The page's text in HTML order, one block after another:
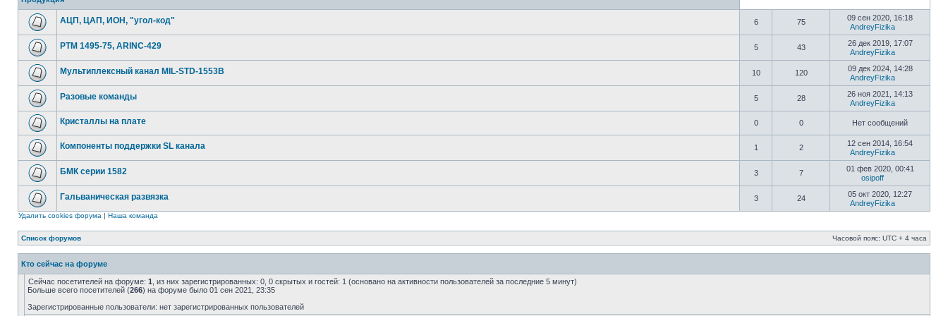
АЦП, ЦАП, ИОН, "угол-код" 6 75
09 сен 2020, 16:18
AndreyFizika
РТМ 1495-75, ARINC-429 5 43
26 дек 2019, 17:07
AndreyFizika
Мультиплексный канал MIL-STD-1553B 10 120
09 дек 2024, 14:28
AndreyFizika
Разовые команды 5 28
26 ноя 2021, 14:13
AndreyFizika
Кристаллы на плате 0 0 Нет сообщений
Компоненты поддержки SL канала 1 2
12 сен 2014, 16:54
AndreyFizika
БМК серии 1582 3 7
01 фев 2020, 00:41
osipoff
Гальваническая развязка 3 24
05 окт 2020, 12:27
AndreyFizika
Удалить cookies форума | Наша команда
Список форумов Часовой пояс: UTC + 4 часа
Кто сейчас на форуме
Сейчас посетителей на форуме: 1 , из них зарегистрированных: 0, 0 скрытых и гостей: 1 (основано на активности пользователей за последние 5 минут)
Больше всего посетителей (266) на форуме было 01 сен 2021, 23:35
Зарегистрированные пользователи: нет зарегистрированных пользователей